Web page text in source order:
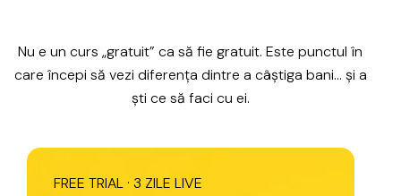
Nu e un curs „gratuit” ca să fie gratuit. Este punctul în
care începi să vezi diferența dintre a câștiga bani… și a
ști ce să faci cu ei.
FREE TRIAL · 3 ZILE LIVE